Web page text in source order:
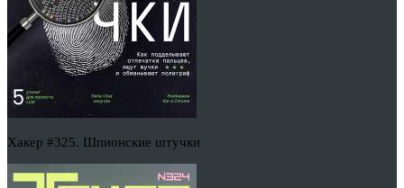
Хакер #325. Шпионские штучки